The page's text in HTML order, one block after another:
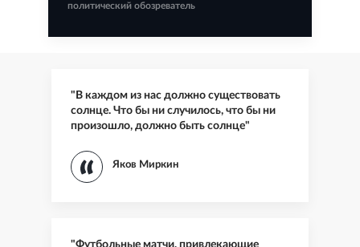
политический обозреватель
"В каждом из нас должно существовать
солнце. Что бы ни случилось, что бы ни
произошло, должно быть солнце"
Яков Миркин